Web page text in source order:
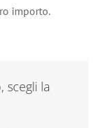
importo.
scegli la